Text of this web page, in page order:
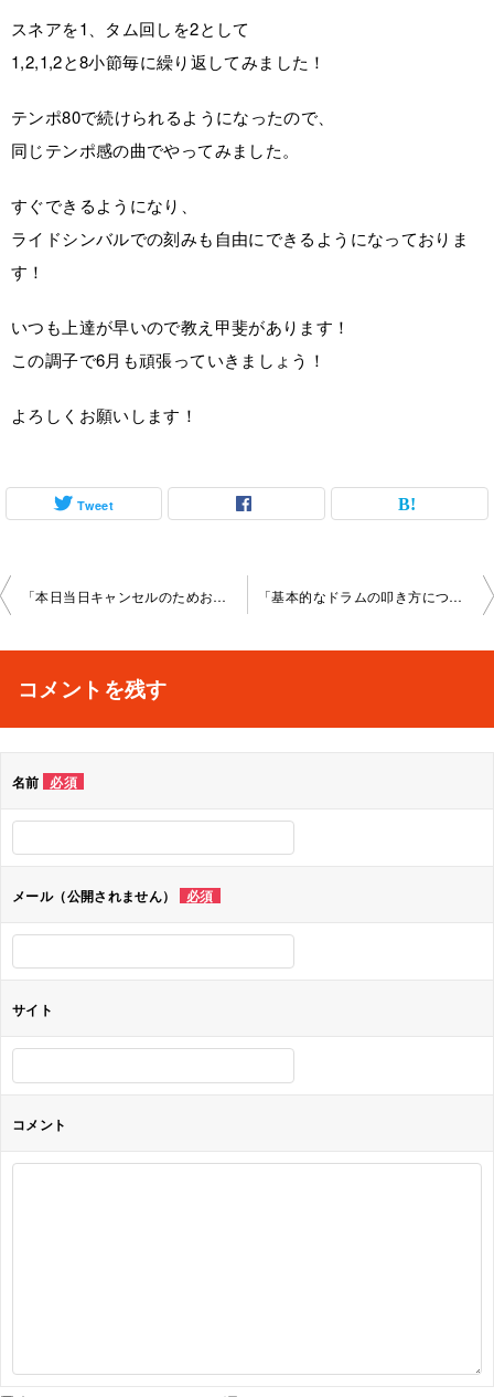
スネアを1、タム回しを2として
1,2,1,2と8小節毎に繰り返してみました！
テンポ80で続けられるようになったので、
同じテンポ感の曲でやってみました。
すぐできるようになり、
ライドシンバルでの刻みも自由にできるようになっておりま
す！
いつも上達が早いので教え甲斐があります！
この調子で6月も頑張っていきましょう！
よろしくお願いします！
Tweet
投
ビ
シ
ョ
ン
「本日当日キャンセルのためお休み」池袋教室2024-5-7-­no0032-­1138 「基本的なドラムの叩き方について」出張2024-5-31-­no0032-­1144
コメントを残す
名前 必須
メール（公開されません） 必須
サイト
コメント